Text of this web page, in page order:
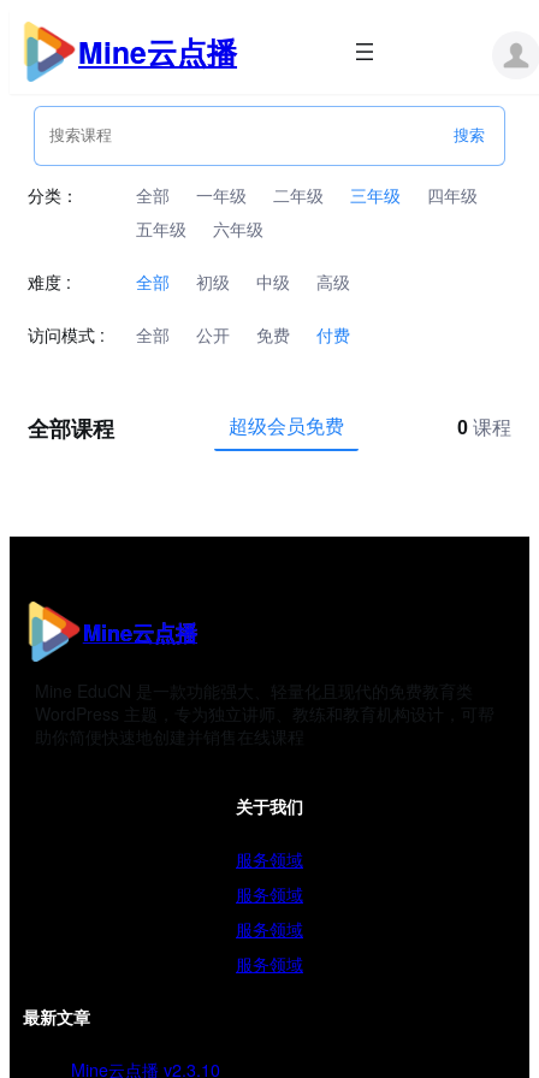
跳
内
Mine云点播
分类： 全部 一年级 二年级 三年级
四年级
五年级
六年级
难度 : 全部 初级 中级 高级
访问模式 : 全部 公开 免费 付费
全部课程 超级会员免费 0 课程
Mine云点播
Mine EduCN 是一款功能强大、轻量化且现代的免费教育类
WordPress 主题，专为独立讲师、教练和教育机构设计，可帮
助你简便快速地创建并销售在线课程
关于我们
服务领域
服务领域
服务领域
服务领域
最新文章
Mine云点播 v2.3.10